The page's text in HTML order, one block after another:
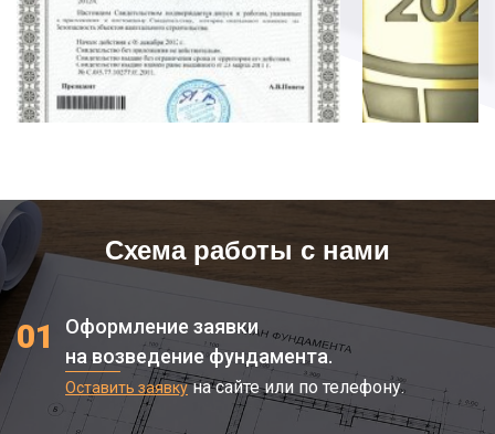
Схема работы с нами
01
Оформление заявки
на возведение фундамента.
Оставить заявкуна сайте или по телефону.